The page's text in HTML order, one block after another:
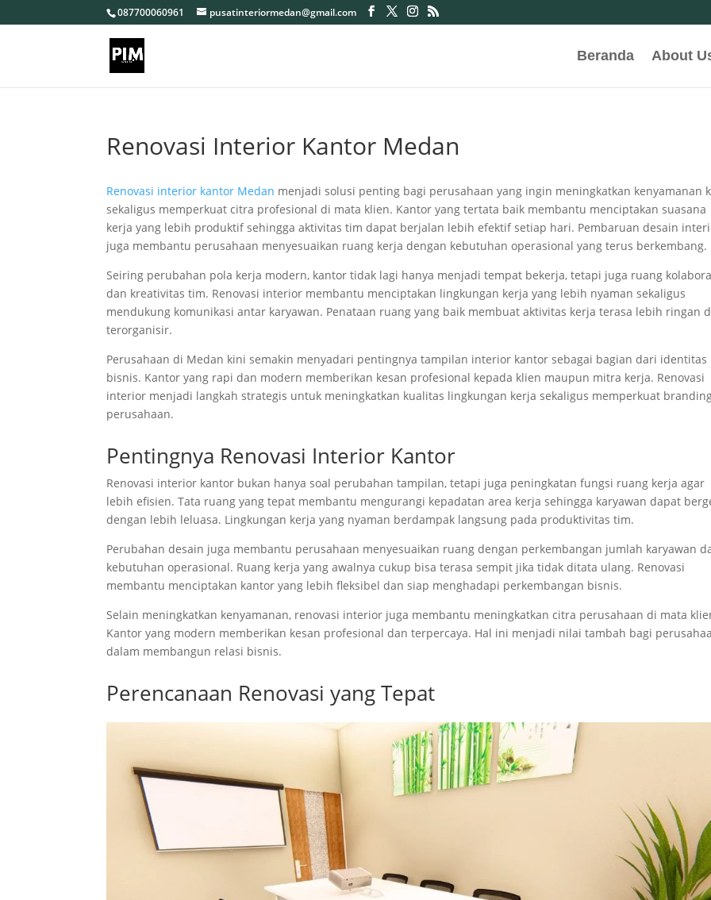
087700060961 pusatinteriormedan@gmail.com
Beranda About
Renovasi Interior Kantor Medan
Renovasi interior kantor Medan menjadi solusi penting bagi perusahaan yang ingin meningkatkan kenyamanan
sekaligus memperkuat citra profesional di mata klien. Kantor yang tertata baik membantu menciptakan suasana
kerja yang lebih produktif sehingga aktivitas tim dapat berjalan lebih efektif setiap hari. Pembaruan desain
juga membantu perusahaan menyesuaikan ruang kerja dengan kebutuhan operasional yang terus berkembang.
Seiring perubahan pola kerja modern, kantor tidak lagi hanya menjadi tempat bekerja, tetapi juga ruang
dan kreativitas tim. Renovasi interior membantu menciptakan lingkungan kerja yang lebih nyaman sekaligus
mendukung komunikasi antar karyawan. Penataan ruang yang baik membuat aktivitas kerja terasa lebih ringan
terorganisir.
Perusahaan di Medan kini semakin menyadari pentingnya tampilan interior kantor sebagai bagian dari identitas
bisnis. Kantor yang rapi dan modern memberikan kesan profesional kepada klien maupun mitra kerja. Renovasi
interior menjadi langkah strategis untuk meningkatkan kualitas lingkungan kerja sekaligus memperkuat
perusahaan.
Pentingnya Renovasi Interior Kantor
Renovasi interior kantor bukan hanya soal perubahan tampilan, tetapi juga peningkatan fungsi ruang kerja agar
lebih efisien. Tata ruang yang tepat membantu mengurangi kepadatan area kerja sehingga karyawan dapat
dengan lebih leluasa. Lingkungan kerja yang nyaman berdampak langsung pada produktivitas tim.
Perubahan desain juga membantu perusahaan menyesuaikan ruang dengan perkembangan jumlah karyawan
kebutuhan operasional. Ruang kerja yang awalnya cukup bisa terasa sempit jika tidak ditata ulang. Renovasi
membantu menciptakan kantor yang lebih fleksibel dan siap menghadapi perkembangan bisnis.
Selain meningkatkan kenyamanan, renovasi interior juga membantu meningkatkan citra perusahaan di mata
Kantor yang modern memberikan kesan profesional dan terpercaya. Hal ini menjadi nilai tambah bagi
dalam membangun relasi bisnis.
Perencanaan Renovasi yang Tepat